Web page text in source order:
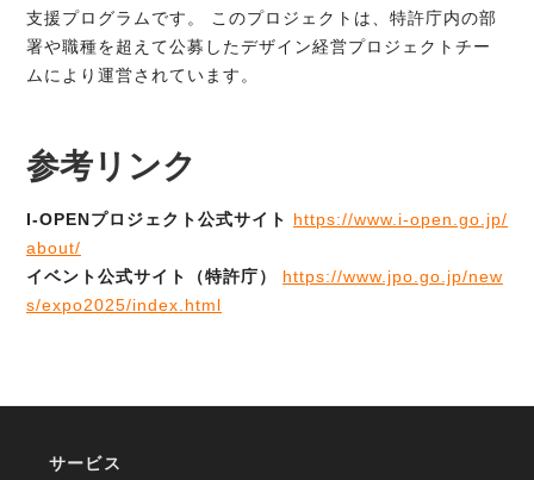
支援プログラムです。 このプロジェクトは、特許庁内の部
署や職種を超えて公募したデザイン経営プロジェクトチー
ムにより運営されています。
参考リンク
I-OPENプロジェクト公式サイト https://www.i-open.go.jp/
about/
イベント公式サイト（特許庁）
https://www.jpo.go.jp/new
s/expo2025/index.html
サービス